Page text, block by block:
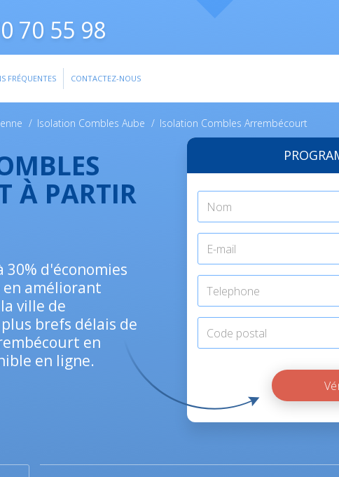
70 55 98
FRÉQUENTES CONTACTEZ-NOUS
/ Isolation Combles Aube / Isolation Combles Arrembécourt
À PARTIR
30% d'économies
améliorant
ville de
brefs délais de
en
en ligne.